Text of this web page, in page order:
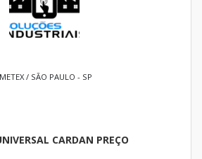
/ SÃO PAULO - SP
CARDAN PREÇO